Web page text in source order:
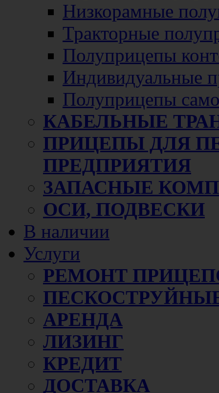
Низкорамные
Тракторные
Полуприцепы
Индивидуальные
Полуприцепы
КАБЕЛЬНЫЕ
ПРИЦЕПЫ ДЛЯ
ПРЕДПРИЯТИЯ
ЗАПАСНЫЕ
ОСИ, ПОДВЕСКИ
В наличии
Услуги
РЕМОНТ
АРЕНДА
ЛИЗИНГ
КРЕДИТ
ДОСТАВКА